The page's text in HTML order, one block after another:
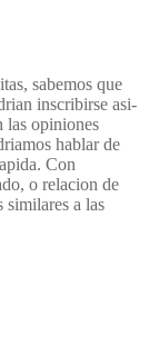
sabemos que
inscribirse asi­
las opiniones
hablar de
Con
o relacion de
similares a las